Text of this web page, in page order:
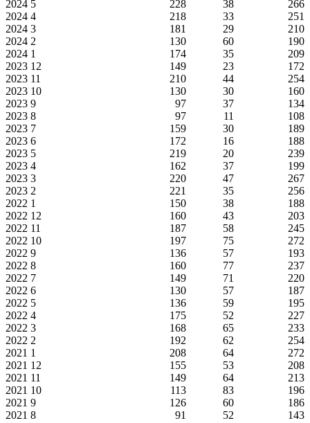
2024 5 228 38
266
2024 4 218 33
251
2024 3 181 29
210
2024 2 130 60
190
2024 1 174 35
209
2023 12 149 23
172
2023 11 210 44
254
2023 10 130 30
160
2023 9 97 37
134
2023 8 97 11
108
2023 7 159 30
189
2023 6 172 16
188
2023 5 219 20
239
2023 4 162 37
199
2023 3 220 47
267
2023 2 221 35
256
2022 1 150 38
188
2022 12 160 43
203
2022 11 187 58
245
2022 10 197 75
272
2022 9 136 57
193
2022 8 160 77
237
2022 7 149 71
220
2022 6 130 57
187
2022 5 136 59
195
2022 4 175 52
227
2022 3 168 65
233
2022 2 192 62
254
2021 1 208 64
272
2021 12 155 53
208
2021 11 149 64
213
2021 10 113 83
196
2021 9 126 60
186
2021 8 91 52
143